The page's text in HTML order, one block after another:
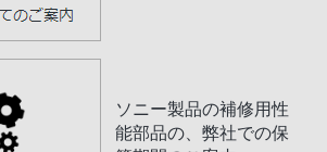
ソニー製品の補修用性
能部品の、弊社での保